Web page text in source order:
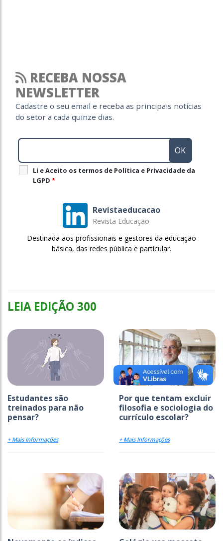
RECEBA NOSSA
NEWSLETTER
Cadastre o seu email e receba as principais notícias
do setor a cada quinze dias.
Li e Aceito os termos de Política e Privacidade da
LGPD *
Revistaeducacao
Revista Educação
Destinada aos profissionais e gestores da educação
básica, das redes pública e particular.
LEIA EDIÇÃO 300
Estudantes são
treinados para não
pensar?
+ Mais Informações
Por que tentam excluir
filosofia e sociologia do
currículo escolar?
+ Mais Informações